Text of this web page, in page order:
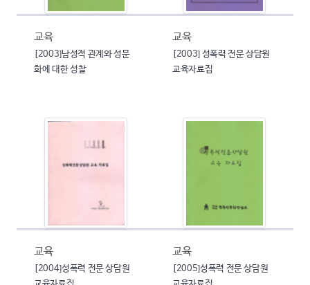
교육
[2003]남성적 관계와 성문
화에 대한 성찰
교육
[2003] 성폭력 전문 상담원
교육자료집
교육
[2004]성폭력 전문 상담원
교육
[2005]성폭력 전문 상담원